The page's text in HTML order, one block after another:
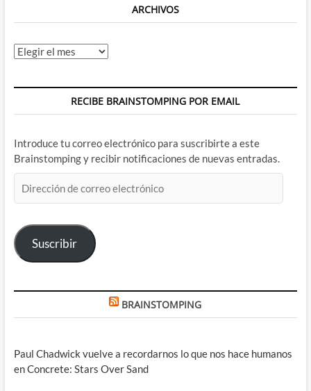
ARCHIVOS
Archivos
RECIBE BRAINSTOMPING POR EMAIL
Introduce tu correo electrónico para suscribirte a este
Brainstomping y recibir notificaciones de nuevas entradas.
de
electrónico
Suscribir
BRAINSTOMPING
Paul Chadwick vuelve a recordarnos lo que nos hace humanos
en Concrete: Stars Over Sand